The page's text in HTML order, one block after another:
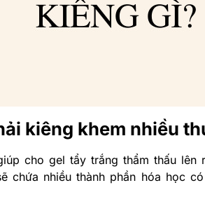
kiêng khem nhiều
cho gel tẩy trắng thẩm thấu lên
chứa nhiều thành phần hóa học